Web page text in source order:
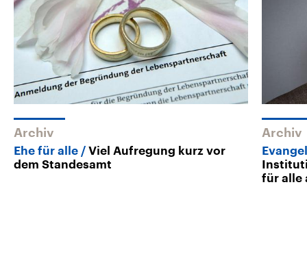
Archiv
Ehe für alle
Viel Aufregung kurz vor
dem Standesamt
Archiv
für alle